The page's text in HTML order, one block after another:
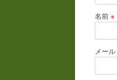
名前 ※
メール